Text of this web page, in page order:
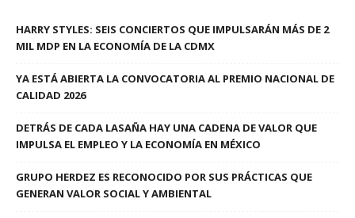
HARRY STYLES: SEIS CONCIERTOS QUE IMPULSARÁN MÁS DE 2
MIL MDP EN LA ECONOMÍA DE LA CDMX
YA ESTÁ ABIERTA LA CONVOCATORIA AL PREMIO NACIONAL DE
CALIDAD 2026
DETRÁS DE CADA LASAÑA HAY UNA CADENA DE VALOR QUE
IMPULSA EL EMPLEO Y LA ECONOMÍA EN MÉXICO
GRUPO HERDEZ ES RECONOCIDO POR SUS PRÁCTICAS QUE
GENERAN VALOR SOCIAL Y AMBIENTAL